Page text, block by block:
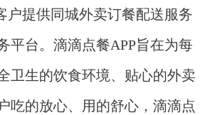
户提供同城外卖订餐配送服务
平台。滴滴点餐APP旨在为每
卫生的饮食环境、贴心的外卖
吃的放心、用的舒心，滴滴点